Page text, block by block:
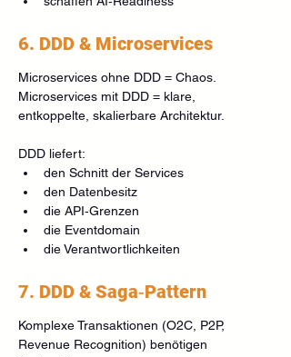
6. DDD & Microservices
Microservices ohne DDD = Chaos.
Microservices mit DDD = klare,
entkoppelte, skalierbare Architektur.
DDD liefert:
den Schnitt der Services
den Datenbesitz
die API‑Grenzen
die Eventdomain
die Verantwortlichkeiten
7. DDD & Saga‑Pattern
Komplexe Transaktionen (O2C, P2P,
Revenue Recognition) benötigen